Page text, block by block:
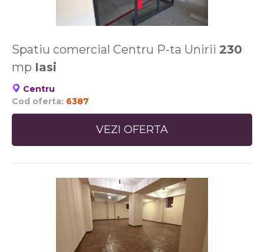
Spatiu comercial Centru P-ta Unirii 230
mp Iasi
Centru
Cod oferta: 6387
VEZI OFERTA